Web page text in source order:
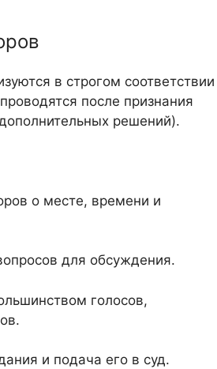
в строгом соответствии
после признания
решений).
о месте, времени и
для обсуждения.
голосов,
и подача его в суд.